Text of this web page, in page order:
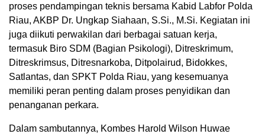
proses pendampingan teknis bersama Kabid Labfor Polda
Riau, AKBP Dr. Ungkap Siahaan, S.Si., M.Si. Kegiatan ini
juga diikuti perwakilan dari berbagai satuan kerja,
termasuk Biro SDM (Bagian Psikologi), Ditreskrimum,
Ditreskrimsus, Ditresnarkoba, Ditpolairud, Bidokkes,
Satlantas, dan SPKT Polda Riau, yang kesemuanya
memiliki peran penting dalam proses penyidikan dan
penanganan perkara.
Dalam sambutannya, Kombes Harold Wilson Huwae